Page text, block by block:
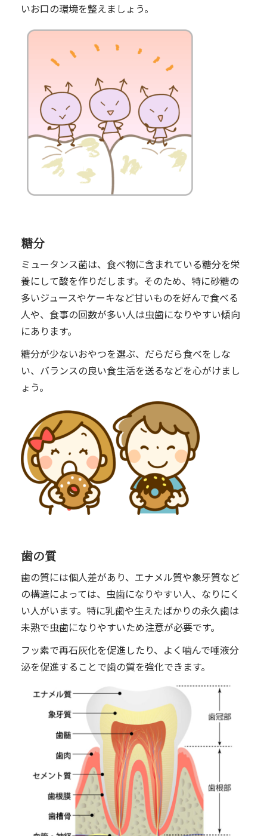
いお口の環境を整えましょう。
糖分
ミュータンス菌は、食べ物に含まれている糖分を栄
養にして酸を作りだします。そのため、特に砂糖の
多いジュースやケーキなど甘いものを好んで食べる
人や、食事の回数が多い人は虫歯になりやすい傾向
にあります。
糖分が少ないおやつを選ぶ、だらだら食べをしな
い、バランスの良い食生活を送るなどを心がけまし
ょう。
歯の質
歯の質には個人差があり、エナメル質や象牙質など
の構造によっては、虫歯になりやすい人、なりにく
い人がいます。特に乳歯や生えたばかりの永久歯は
未熟で虫歯になりやすいため注意が必要です。
フッ素で再石灰化を促進したり、よく噛んで唾液分
泌を促進することで歯の質を強化できます。